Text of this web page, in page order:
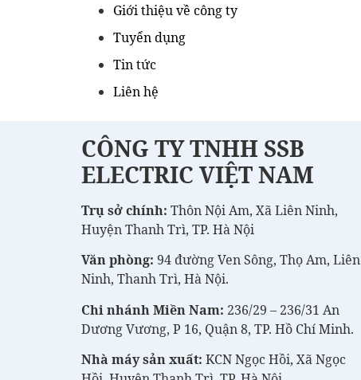
Giới thiệu về công ty
Tuyển dụng
Tin tức
Liên hệ
CÔNG TY TNHH SSB
ELECTRIC VIỆT NAM
Trụ sở chính: Thôn Nội Am, Xã Liên Ninh,
Huyện Thanh Trì, TP. Hà Nội
Văn phòng: 94 đường Ven Sông, Thọ Am, Liên
Ninh, Thanh Trì, Hà Nội.
Chi nhánh Miền Nam: 236/29 – 236/31 An
Dương Vương, P 16, Quận 8, TP. Hồ Chí Minh.
Nhà máy sản xuất: KCN Ngọc Hồi, Xã Ngọc